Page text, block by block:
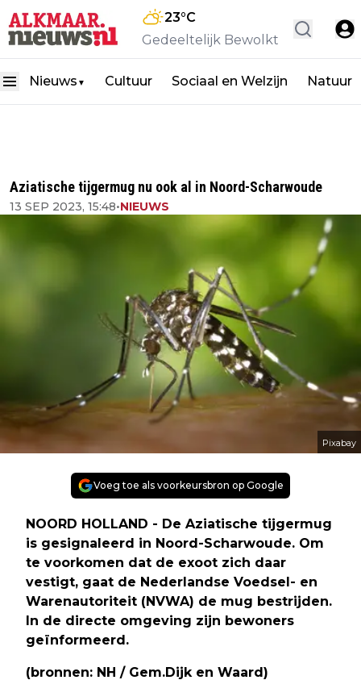
23°C
Gedeeltelijk Bewolkt
Nieuws ▼ Cultuur Sociaal en Welzijn Natuur
Aziatische tijgermug nu ook al in Noord-Scharwoude
13 SEP 2023, 15:48•NIEUWS
Pixabay
Voeg toe als voorkeursbron op Google
NOORD HOLLAND - De Aziatische tijgermug
is gesignaleerd in Noord-Scharwoude. Om
te voorkomen dat de exoot zich daar
vestigt, gaat de Nederlandse Voedsel- en
Warenautoriteit (NVWA) de mug bestrijden.
In de directe omgeving zijn bewoners
geïnformeerd.
(bronnen: NH / Gem.Dijk en Waard)